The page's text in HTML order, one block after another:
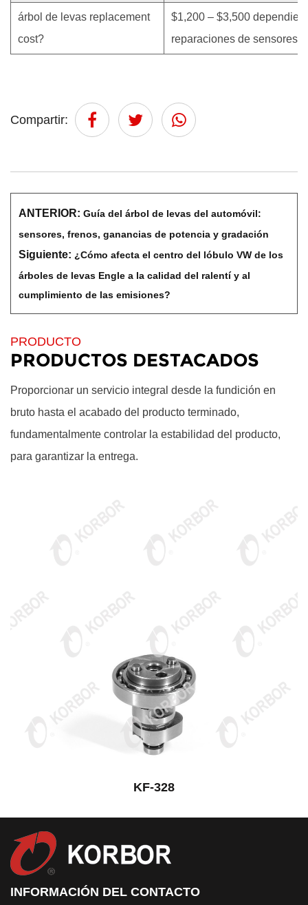
árbol de levas replacement
cost?
$1,200 – $3,500
reparaciones de sensores/
Compartir:
ANTERIOR: Guía del árbol de levas del automóvil:
sensores, frenos, ganancias de potencia y gradación
Siguiente: ¿Cómo afecta el centro del lóbulo VW de los
árboles de levas Engle a la calidad del ralentí y al
cumplimiento de las emisiones?
PRODUCTO
PRODUCTOS DESTACADOS
Proporcionar un servicio integral desde la fundición en
bruto hasta el acabado del producto terminado,
fundamentalmente controlar la estabilidad del producto,
para garantizar la entrega.
KF-328
INFORMACIÓN DEL CONTACTO